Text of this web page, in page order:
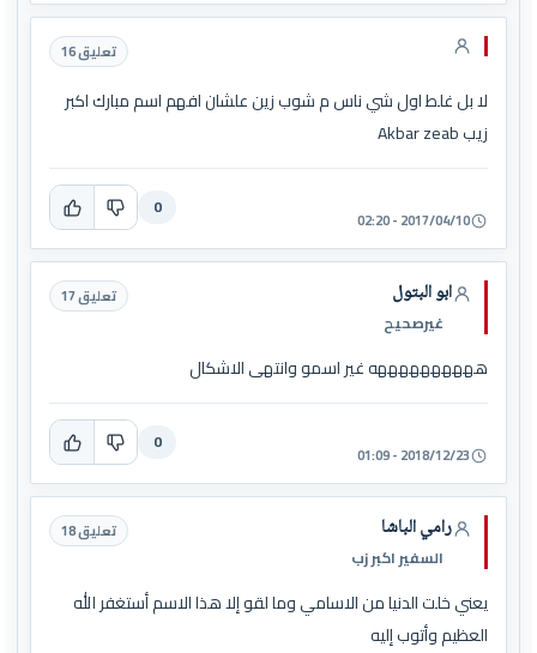
تعليق 16
لا بل غلط اول شي ناس م شوب زين علشان افهم اسم مبارك اكبر
زيب Akbar zeab
2017/04/10 - 02:20
0
ابو البتول
غيرصحيح
تعليق 17
ههههههههههه غير اسمو وانتهى الاشكال
2018/12/23 - 01:09
0
رامي الباشا
السفير اكبر زب
تعليق 18
يعني خلت الدنيا من الاسامي وما لقو إلا هذا الاسم أستغفر الله
العظيم وأتوب إليه